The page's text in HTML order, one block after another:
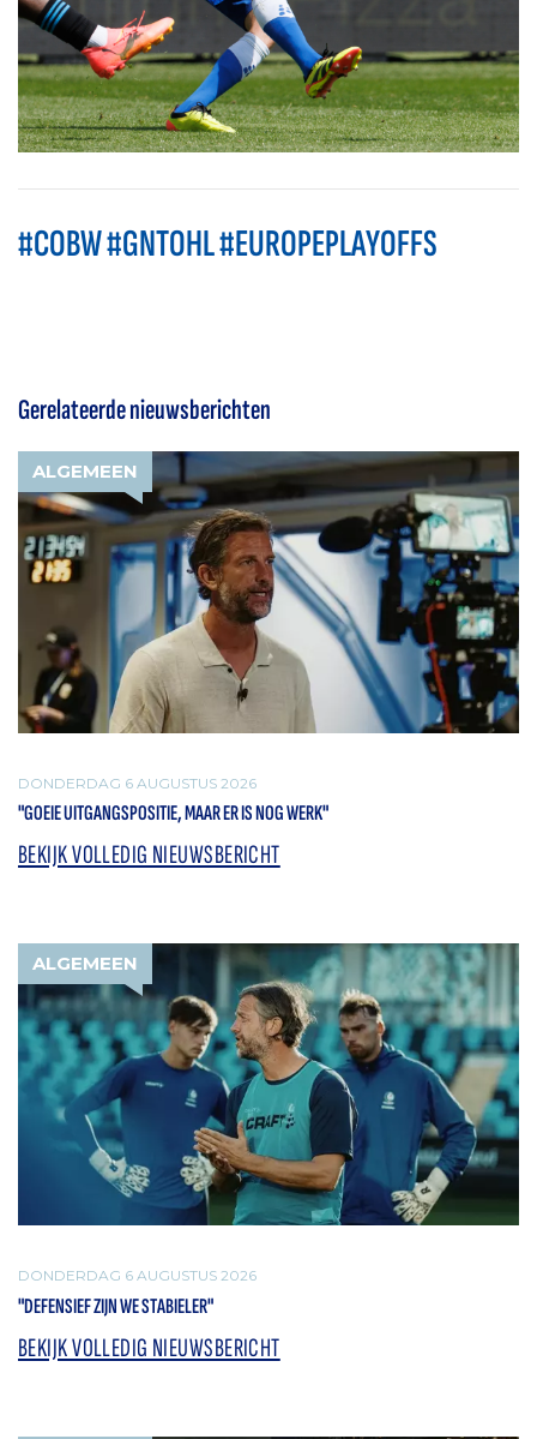
#COBW #GNTOHL #EUROPEPLAYOFFS
Gerelateerde nieuwsberichten
ALGEMEEN
DONDERDAG 6 AUGUSTUS 2026
"GOEIE UITGANGSPOSITIE, MAAR ER IS NOG WERK"
BEKIJK VOLLEDIG NIEUWSBERICHT
ALGEMEEN
DONDERDAG 6 AUGUSTUS 2026
"DEFENSIEF ZIJN WE STABIELER"
BEKIJK VOLLEDIG NIEUWSBERICHT